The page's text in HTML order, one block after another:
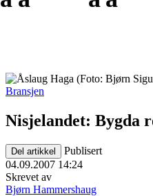
Bransjen
Nisjelandet: Bygda
Del artikkel
Publisert
04.09.2007 14:24
Skrevet av
Bjørn Hammershaug